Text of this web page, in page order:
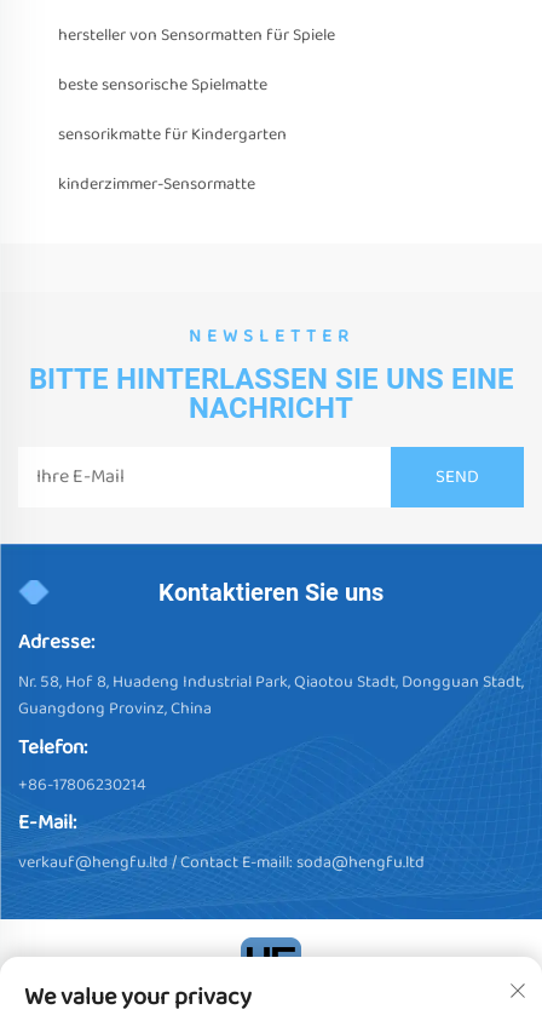
hersteller von Sensormatten für Spiele
beste sensorische Spielmatte
sensorikmatte für Kindergarten
kinderzimmer-Sensormatte
NEWSLETTER
BITTE HINTERLASSEN SIE UNS EINE
NACHRICHT
Kontaktieren Sie uns
Adresse:
Nr. 58, Hof 8, Huadeng Industrial Park, Qiaotou Stadt, Dongguan Stadt,
Guangdong Provinz, China
Telefon:
+86-17806230214
E-Mail:
verkauf@hengfu.ltd/ Contact E-maill:soda@hengfu.ltd
We value your privacy